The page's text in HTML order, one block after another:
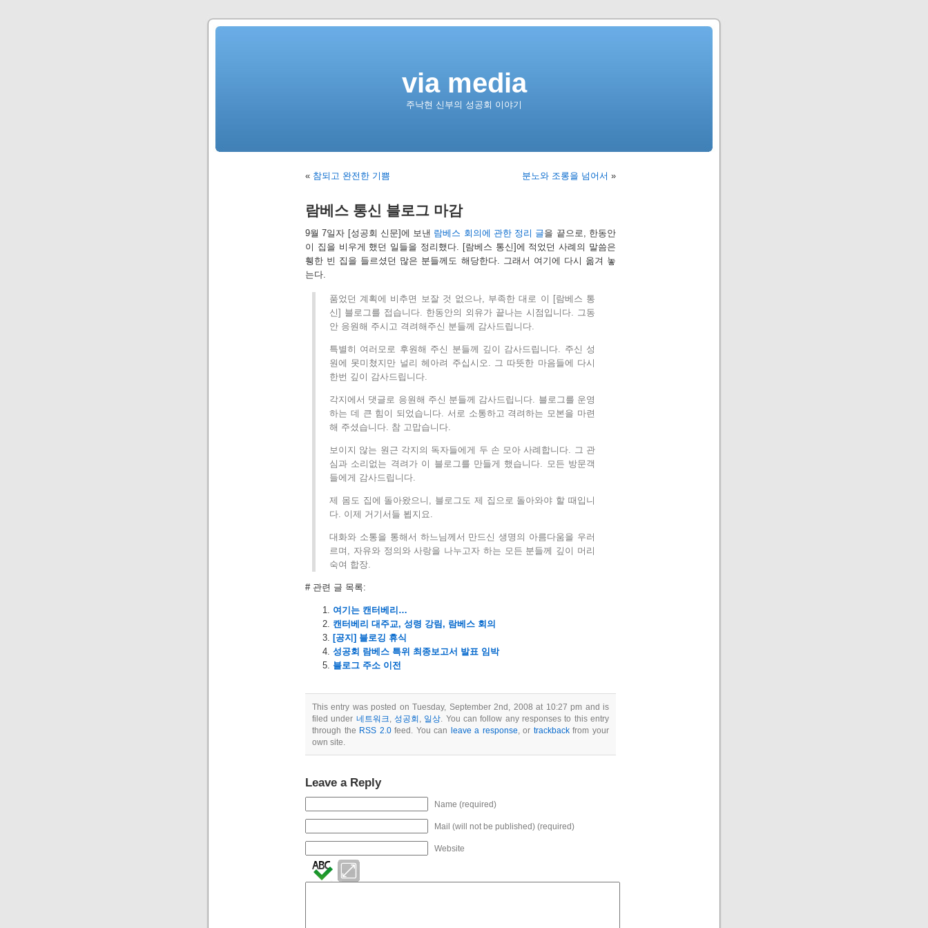
via media
주낙현 신부의 성공회 이야기
« 참되고 완전한 기쁨 분노와 조롱을 넘어서 »
람베스 통신 블로그 마감
9월 7일자 [성공회 신문]에 보낸 람베스 회의에 관한 정리 글을 끝으로, 한동안
이 집을 비우게 했던 일들을 정리했다. [람베스 통신]에 적었던 사례의 말씀은
휑한 빈 집을 들르셨던 많은 분들께도 해당한다. 그래서 여기에 다시 옮겨 놓
는다.
품었던 계획에 비추면 보잘 것 없으나, 부족한 대로 이 [람베스 통
신] 블로그를 접습니다. 한동안의 외유가 끝나는 시점입니다. 그동
안 응원해 주시고 격려해주신 분들께 감사드립니다.
특별히 여러모로 후원해 주신 분들께 깊이 감사드립니다. 주신 성
원에 못미쳤지만 널리 헤아려 주십시오. 그 따뜻한 마음들에 다시
한번 깊이 감사드립니다.
각지에서 댓글로 응원해 주신 분들께 감사드립니다. 블로그를 운영
하는 데 큰 힘이 되었습니다. 서로 소통하고 격려하는 모본을 마련
해 주셨습니다. 참 고맙습니다.
보이지 않는 원근 각지의 독자들에게 두 손 모아 사례합니다. 그 관
심과 소리없는 격려가 이 블로그를 만들게 했습니다. 모든 방문객
들에게 감사드립니다.
제 몸도 집에 돌아왔으니, 블로그도 제 집으로 돌아와야 할 때입니
다. 이제 거기서들 뵙지요.
대화와 소통을 통해서 하느님께서 만드신 생명의 아름다움을 우러
르며, 자유와 정의와 사랑을 나누고자 하는 모든 분들께 깊이 머리
숙여 합장.
# 관련 글 목록:
여기는 캔터베리…
캔터베리 대주교, 성령 강림, 람베스 회의
[공지] 블로깅 휴식
성공회 람베스 특위 최종보고서 발표 임박
블로그 주소 이전
This entry was posted on Tuesday, September 2nd, 2008 at 10:27 pm and is
filed under 네트워크 ,성공회 일상 . You can follow any responses to this entry
through the RSS 2.0feed. You can leave a response , or trackbackfrom your
own site.
Leave a Reply
Name (required)
Mail (will not be published) (required)
Website